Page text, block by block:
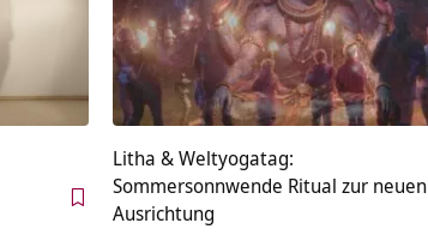
Litha & Weltyogatag:
Sommersonnwende Ritual zur neuen
Ausrichtung